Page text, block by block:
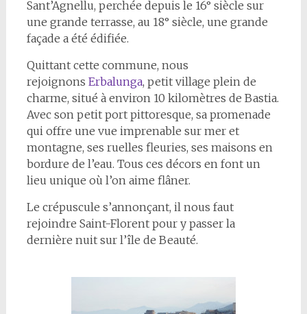
Sant’Agnellu, perchée depuis le 16° siècle sur
une grande terrasse, au 18° siècle, une grande
façade a été édifiée.
Quittant cette commune, nous
rejoignons Erbalunga, petit village plein de
charme, situé à environ 10 kilomètres de Bastia.
Avec son petit port pittoresque, sa promenade
qui offre une vue imprenable sur mer et
montagne, ses ruelles fleuries, ses maisons en
bordure de l’eau. Tous ces décors en font un
lieu unique où l’on aime flâner.
Le crépuscule s’annonçant, il nous faut
rejoindre Saint-Florent pour y passer la
dernière nuit sur l’île de Beauté.